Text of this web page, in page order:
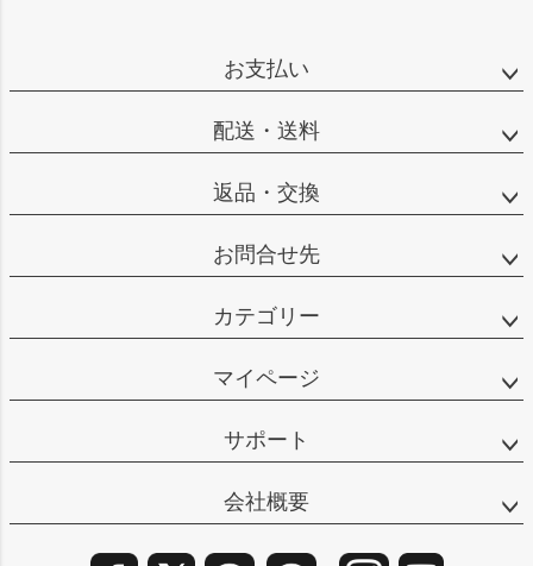
お支払い
配送・送料
返品・交換
お問合せ先
カテゴリー
マイページ
サポート
会社概要